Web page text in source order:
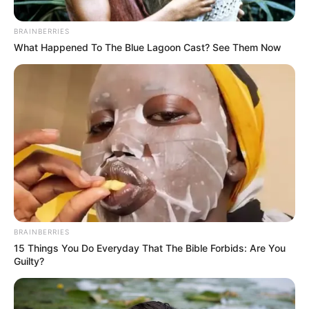
RCN-Referencia.
Familia denuncia negligencia tras muerte de un hombre
en estación de policía de Medellín: Tardaron 12 días en
informarles
Por: Mateo Zapata Correa
BRAINBERRIES
What Happened To The Blue Lagoon Cast? See Them Now
BRAINBERRIES
15 Things You Do Everyday That The Bible Forbids: Are You
Guilty?